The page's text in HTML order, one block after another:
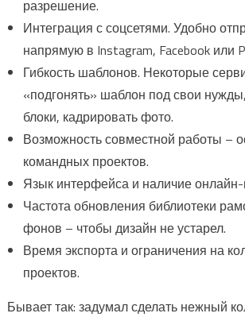
разрешение.
Интеграция с соцсетями. Удобно
напрямую в Instagram, Facebook или
Гибкость шаблонов. Некоторые
«подгонять» шаблон под свои
блоки, кадрировать фото.
Возможность совместной работы –
командных проектов.
Язык интерфейса и наличие
Частота обновления библиотеки
фонов – чтобы дизайн не устарел.
Время экспорта и ограничения на
проектов.
Бывает так: задумал сделать нежный